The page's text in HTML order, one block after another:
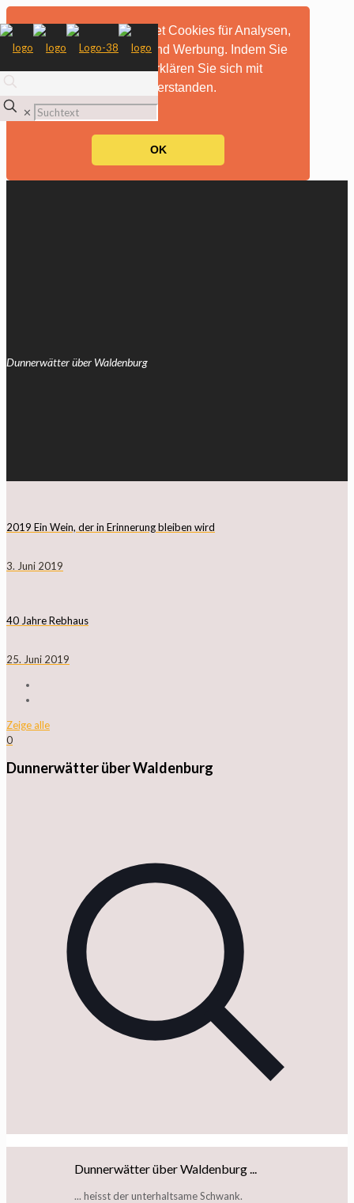
Diese Website verwendet Cookies für Analysen,
personalisierte Inhalte und Werbung. Indem Sie
diese Website nutzen, erklären Sie sich mit
dieser Verwendung einverstanden.
mehr Informationen
OK
✕
Dunnerwätter über Waldenburg
2019 Ein Wein, der in Erinnerung bleiben wird
3. Juni 2019
40 Jahre Rebhaus
25. Juni 2019
Zeige alle
0
Dunnerwätter über Waldenburg
Dunnerwätter über Waldenburg ...
... heisst der unterhaltsame Schwank.